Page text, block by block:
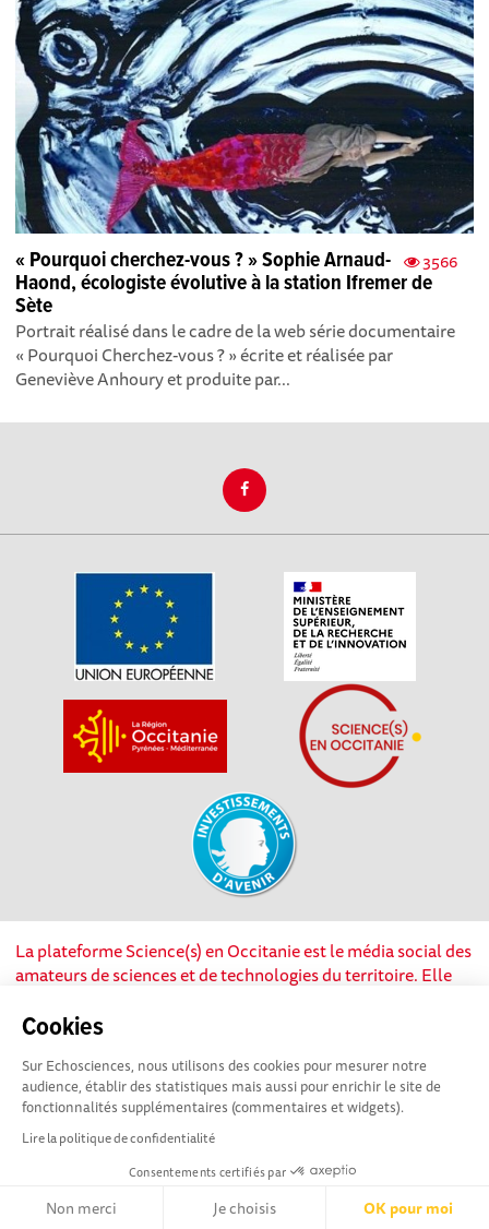
Cookies
Sur Echosciences, nous utilisons des cookies pour mesurer notre
audience, établir des statistiques mais aussi pour enrichir le site de
fonctionnalités supplémentaires (commentaires et widgets).
Lire la politique de confidentialité
Consentements certifiés par
Non merci Je choisis OK pour moi
3566
« Pourquoi cherchez-vous ? » Sophie Arnaud-
Haond, écologiste évolutive à la station Ifremer de
Sète
Portrait réalisé dans le cadre de la web série documentaire
« Pourquoi Cherchez-vous ? » écrite et réalisée par
Geneviève Anhoury et produite par...
La plateforme Science(s) en Occitanie est le média social des
amateurs de sciences et de technologies du territoire. Elle
soutien de nombreux acteurs locaux. Ce projet est cofinancé
l’Union européenne via les fonds européen de
développement régional. Science(s) en Occitanie est une
plateforme Echosciences by Amcsti.
Mentions légales|Politique de confidentialité
Ligne éditoriale